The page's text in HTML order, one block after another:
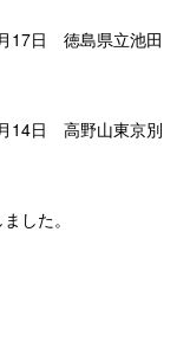
17日 徳島県立池田
14日 高野山東京別
した。